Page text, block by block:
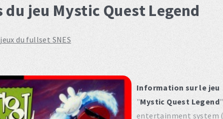
du jeu Mystic Quest Legend
du fullset SNES
Information sur le jeu
"Mystic Quest Legend
entertainment system